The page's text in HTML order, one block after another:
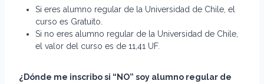
Si eres alumno regular de la Universidad de Chile, el
curso es Gratuito.
Si no eres alumno regular de la Universidad de Chile,
el valor del curso es de 11,41 UF.
¿Dónde me inscribo si “NO” soy alumno regular de